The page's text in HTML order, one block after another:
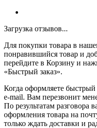
Загрузка отзывов...
Для покупки товара в
понравившийся товар и
перейдите в Корзину и
«Быстрый заказ».
Когда оформляете
e-mail. Вам перезвонит
По результатам разговора
оформления товара на
только ждать доставки и